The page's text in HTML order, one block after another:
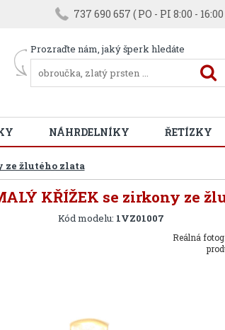
737 690 657 ( PO - PI 8:00 - 16:00
Prozraďte nám, jaký šperk hledáte
NÁHRDELNÍKY ŘETÍZKY
ze žlutého zlata
KŘÍŽEK se zirkony ze
Kód modelu: 1VZ01007
Reálná